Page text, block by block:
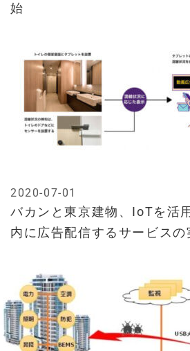
始
バカンと東京建物、IoTを活
内に広告配信するサービス
2020-07-01